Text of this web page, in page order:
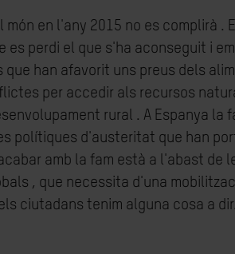
en l'any 2015 no es complirà .
es perdi el que s'ha aconseguit i
que han afavorit uns preus dels
per accedir als recursos
rural . A Espanya la
polítiques d'austeritat que han
amb la fam està a l'abast de
, que necessita d'una
ciutadans tenim alguna cosa a dir.